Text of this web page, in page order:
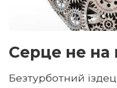
Серце не на
Безтурботний